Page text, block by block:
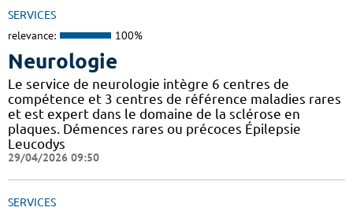
SERVICES
relevance: 100%
Neurologie
Le service de neurologie intègre 6 centres de
compétence et 3 centres de référence maladies rares
et est expert dans le domaine de la sclérose en
plaques. Démences rares ou précoces Épilepsie
Leucodys
29/04/2026 09:50
SERVICES